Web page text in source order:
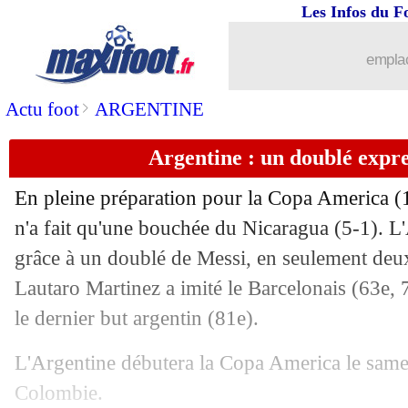
Actu foot> ARGENTINE
Les Infos du
Argentine : un doublé
En pleine préparation pour la Copa America
n'a fait qu'une bouchée du Nicaragua (5-1).
grâce à un doublé de Messi, en seulement
Lautaro Martinez a imité le Barcelonais (63e,
le dernier but argentin (81e).
L'Argentine débutera la Copa America le
Colombie.
: Lloris s’attend à une grosse
08/06 PSG: Neymar soutenu par Depay
08/06 Barça: De Jong espère l'arrivée de
: son départ, Matuidi n'a pas de
08/06 Parme: un retour de Buffon à l'étude
08/06 FFF: un Trophée des Championnes
08/06 Espagne: un beau record pour Sergio
08/06 Juve: Sarri toujours plus proche